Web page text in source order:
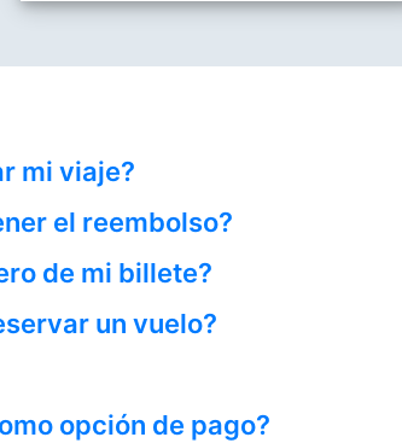
mi viaje?
el reembolso?
de mi billete?
un vuelo?
opción de pago?